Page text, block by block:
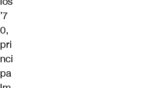
’7
0,
pri
nci
pa